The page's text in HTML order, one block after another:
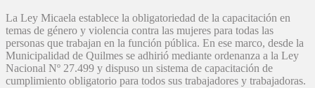
La Ley Micaela establece la obligatoriedad de la capacitación en
temas de género y violencia contra las mujeres para todas las
personas que trabajan en la función pública. En ese marco, desde la
Municipalidad de Quilmes se adhirió mediante ordenanza a la Ley
Nacional Nº 27.499 y dispuso un sistema de capacitación de
cumplimiento obligatorio para todos sus trabajadores y trabajadoras.